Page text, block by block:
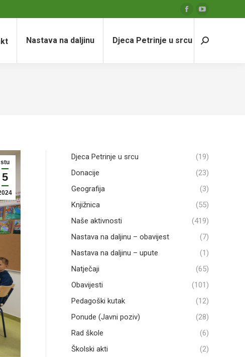
Facebook
opensopens
Nastava na daljinu Djeca Petrinje u srcu Search:
stu
5
Djeca Petrinje u srcu
(19)
Donacije
(23)
Geografija
(3)
Knjižnica
(55)
Naše aktivnosti
(419)
Nastava na daljinu – obavijest
(7)
Nastava na daljinu – upute
(1)
Natječaji
(65)
Obavijesti
(101)
Pedagoški kutak
(12)
Ponude (Javni poziv)
(28)
Rad škole
(6)
Školski akti
(2)